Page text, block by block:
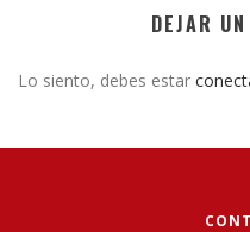
DEJAR
Lo siento, debes estar